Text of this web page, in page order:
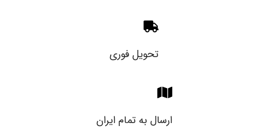
تحویل فوری
ارسال به تمام ایران